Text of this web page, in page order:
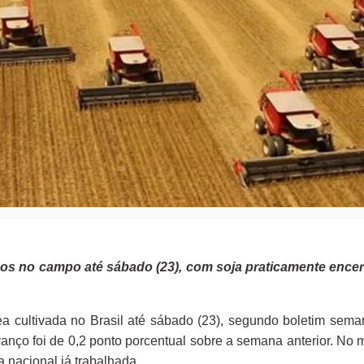
no campo até sábado (23), com soja praticamente
cultivada no Brasil até sábado (23), segundo boletim
foi de 0,2 ponto porcentual sobre a semana anterior. No
nacional já trabalhada.